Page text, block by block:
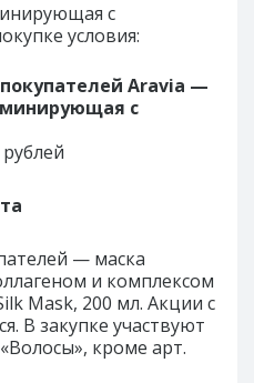
с
условия:
Aravia —
с
— маска
и комплексом
Mask, 200 мл. Акции с
В закупке участвуют
кроме арт.